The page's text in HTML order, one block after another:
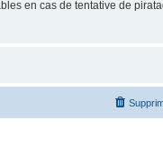
en cas de tentative de